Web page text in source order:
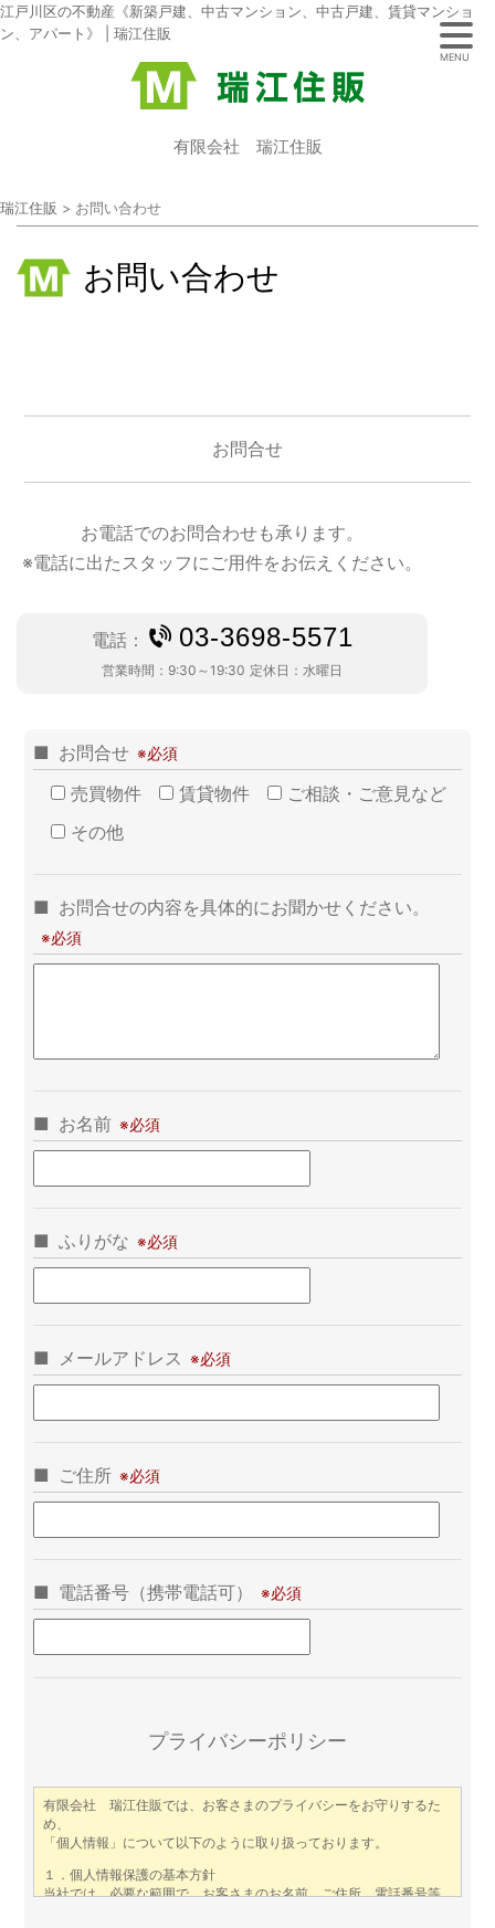
江戸川区の不動産《新築戸建、中古マンション、中古戸建、賃貸マンショ
ン、アパート》 | 瑞江住販
有限会社 瑞江住販
瑞江住販 > お問い合わせ
お問い合わせ
お問合せ
お電話でのお問合わせも承ります。
※電話に出たスタッフにご用件をお伝えください。
電話： 03-3698-5571
営業時間： 9:30～19:30 定休日：水曜日
お問合せ
売買物件
賃貸物件
ご相談・ご意見など
その他
お問合せの内容を具体的にお聞かせください。
お名前
ふりがな
メールアドレス
ご住所
電話番号（携帯電話可）
プライバシーポリシー
MENU